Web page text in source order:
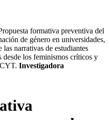
formativa preventiva del
de género en universidades,
narrativas de estudiantes
desde los feminismos críticos y
Investigadora